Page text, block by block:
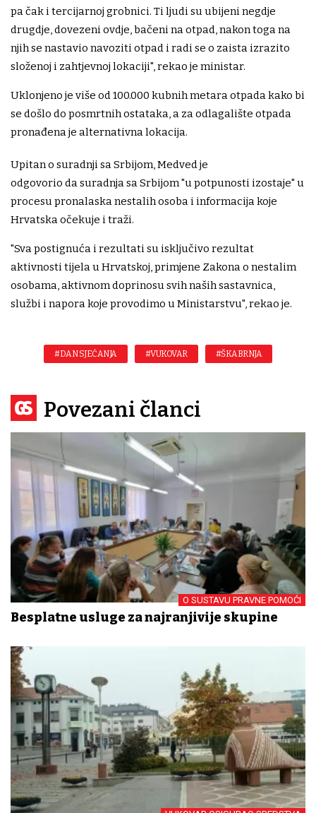
pa čak i tercijarnoj grobnici. Ti ljudi su ubijeni negdje
drugdje, dovezeni ovdje, bačeni na otpad, nakon toga na
njih se nastavio navoziti otpad i radi se o zaista izrazito
složenoj i zahtjevnoj lokaciji", rekao je ministar.
Uklonjeno je više od 100.000 kubnih metara otpada kako bi
se došlo do posmrtnih ostataka, a za odlagalište otpada
pronađena je alternativna lokacija.
Upitan o suradnji sa Srbijom, Medved je
odgovorio da suradnja sa Srbijom "u potpunosti izostaje" u
procesu pronalaska nestalih osoba i informacija koje
Hrvatska očekuje i traži.
"Sva postignuća i rezultati su isključivo rezultat
aktivnosti tijela u Hrvatskoj, primjene Zakona o nestalim
osobama, aktivnom doprinosu svih naših sastavnica,
službi i napora koje provodimo u Ministarstvu", rekao je.
#DAN SJEĆANJA #VUKOVAR #ŠKABRNJA
Povezani članci
O SUSTAVU PRAVNE POMOĆI
Besplatne usluge za najranjivije skupine